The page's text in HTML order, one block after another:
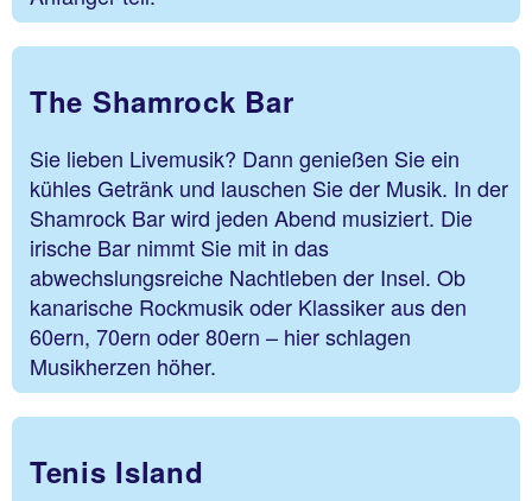
The Shamrock Bar
Sie lieben Livemusik? Dann genießen Sie ein
kühles Getränk und lauschen Sie der Musik. In der
Shamrock Bar wird jeden Abend musiziert. Die
irische Bar nimmt Sie mit in das
abwechslungsreiche Nachtleben der Insel. Ob
kanarische Rockmusik oder Klassiker aus den
60ern, 70ern oder 80ern – hier schlagen
Musikherzen höher.
Tenis Island